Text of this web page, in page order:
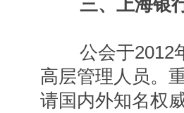
三、上海银
公会于2012年
高层管理人员。
请国内外知名权